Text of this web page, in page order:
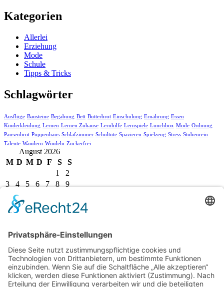
Kategorien
Allerlei
Erziehung
Mode
Schule
Tipps & Tricks
Schlagwörter
Ausflüge Bausteine Begabung Bett Butterbrot Einschulung Ernährung Essen
Kinderkleidung Lernen Lernen Zuhause Lernhilfe Lernspiele Lunchbox Mode Ordnung
Pausenbrot Puppenhaus Schlafzimmer Schultüte Spazieren Spielzeug Stress Stubenrein
Talente Wandern Windeln Zuckerfrei
August 2026
M D M D F S
S
1
2
3
4 5 6 7 8
9
10 11
17 18 19 20 21 22 23
« Juli